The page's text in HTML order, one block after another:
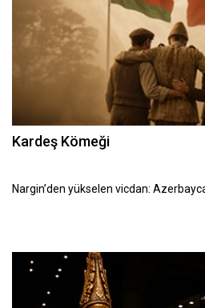
Kardeş Kömeği
Nargin’den yükselen vicdan: